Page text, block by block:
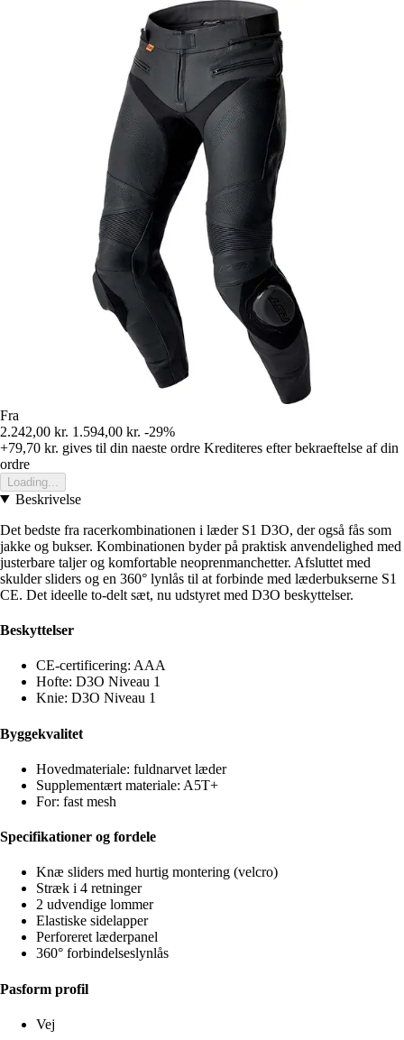
Fra
2.242,00 kr. 1.594,00 kr. -29%
+79,70 kr. gives til din naeste ordre Krediteres efter bekraeftelse af din
ordre
Loading...
Beskrivelse
Det bedste fra racerkombinationen i læder S1 D3O, der også fås som
jakke og bukser. Kombinationen byder på praktisk anvendelighed med
justerbare taljer og komfortable neoprenmanchetter. Afsluttet med
skulder sliders og en 360° lynlås til at forbinde med læderbukserne S1
CE. Det ideelle to-delt sæt, nu udstyret med D3O beskyttelser.
Beskyttelser
CE-certificering: AAA
Hofte: D3O Niveau 1
Knie: D3O Niveau 1
Byggekvalitet
Hovedmateriale: fuldnarvet læder
Supplementært materiale: A5T+
For: fast mesh
Specifikationer og fordele
Knæ sliders med hurtig montering (velcro)
Stræk i 4 retninger
2 udvendige lommer
Elastiske sidelapper
Perforeret læderpanel
360° forbindelseslynlås
Pasform profil
Vej